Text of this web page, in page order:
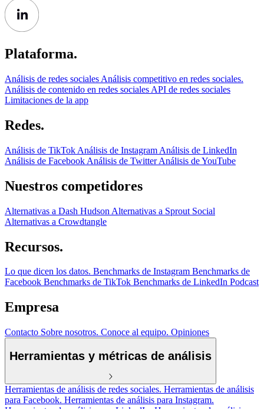
Plataforma.
Análisis de redes sociales Análisis competitivo en redes sociales.
Análisis de contenido en redes sociales API de redes sociales
Limitaciones de la app
Redes.
Análisis de TikTok Análisis de Instagram Análisis de LinkedIn
Análisis de Facebook Análisis de TwitterAnálisis de YouTube
Nuestros competidores
Alternativas a Dash Hudson Alternativas a Sprout Social
Alternativas a Crowdtangle
Recursos.
Lo que dicen los datos. Benchmarks de Instagram Benchmarks de
Facebook Benchmarks de TikTok Benchmarks de LinkedIn Podcast
Empresa
Contacto Sobre nosotros. Conoce al equipo. Opiniones
Herramientas y métricas de análisis
Herramientas de análisis de redes sociales. Herramientas de análisis
para Facebook. Herramientas de análisis para Instagram.